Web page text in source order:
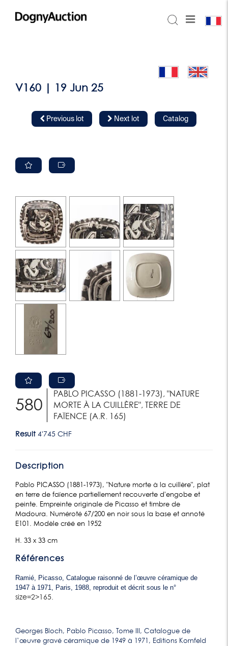
V160 | 19 Jun 25
Previous lot Next lot Catalog
580
PABLO PICASSO (1881-1973), "NATURE
MORTE À LA CUILLÈRE", TERRE DE
FAÏENCE (A.R. 165)
Result 4'745 CHF
Description
Pablo PICASSO (1881-1973), "Nature morte à la cuillère", plat
en terre de faïence partiellement recouverte d'engobe et
peinte. Empreinte originale de Picasso et timbre de
Madoura. Numéroté 67/200 en noir sous la base et annoté
E101. Modèle créé en 1952
H. 33 x 33 cm
Références
Ramié, Picasso, Catalogue raisonné de l’œuvre céramique de
1947 à 1971, Paris, 1988, reproduit et décrit sous le n°
size=2>165.
Georges Bloch, Pablo Picasso, Tome III, Catalogue de
l’œuvre gravé céramique de 1949 à 1971, Editions Kornfeld